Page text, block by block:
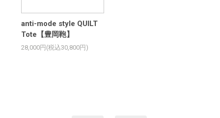
anti-mode style QUILT
Tote【豊岡鞄】
28,000円(税込30,800円)